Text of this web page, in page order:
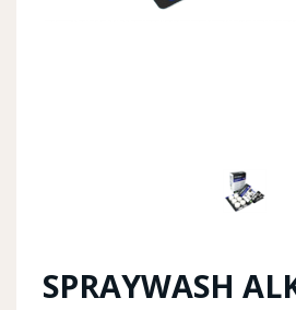
SPRAYWASH